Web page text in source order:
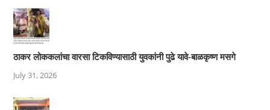
ठाकर लोककलांचा वारसा टिकविण्यासाठी युवकांनी पुढे यावे-बाळकृष्ण मसगे
July 31, 2026